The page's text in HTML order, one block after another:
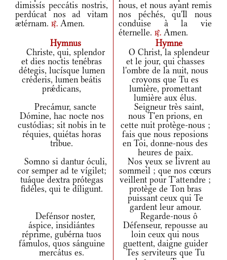
dimissís peccátis nostris,
perdúcat nos ad vitam
ætérnam. r. Amen.
nous, et nous ayant remis
nos péchés, qu'Il nous
conduise à la vie
éternelle. r. Amen.
Hymnus
Hymne
Christe, qui, splendor
et dies noctis tenébras
détegis, lucísque lumen
créderis, lumen beátis
prǽdicans,
O Christ, la splendeur
et le jour, qui chasses
l'ombre de la nuit, nous
croyons que Tu es
lumière, promettant
lumière aux élus.
Precámur, sancte
Dómine, hac nocte nos
custódias; sit nobis in te
réquies, quiétas horas
tríbue.
Seigneur très saint,
nous T'en prions, en
cette nuit protège-nous ;
fais que nous reposions
en Toi, donne-nous des
heures de paix.
Somno si dantur óculi,
cor semper ad te vígilet;
tuáque dextra prótegas
fidéles, qui te díligunt.
Nos yeux se livrent au
sommeil ; que nos cœurs
veillent pour T'attendre ;
protège de Ton bras
puissant ceux qui Te
gardent leur amour.
Defénsor noster,
áspice, insidiántes
réprime, gubérna tuos
fámulos, quos sánguine
mercátus es.
Regarde-nous ô
Défenseur, repousse au
loin ceux qui nous
guettent, daigne guider
Tes serviteurs que Tu